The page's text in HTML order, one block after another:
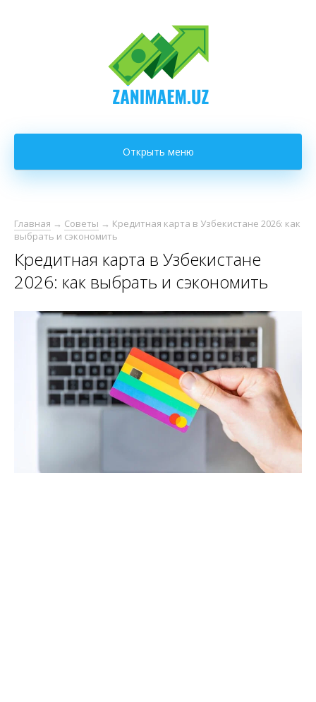
Открыть меню
Главная → Советы → Кредитная карта в Узбекистане 2026: как
выбрать и сэкономить
Кредитная карта в Узбекистане
2026: как выбрать и сэкономить